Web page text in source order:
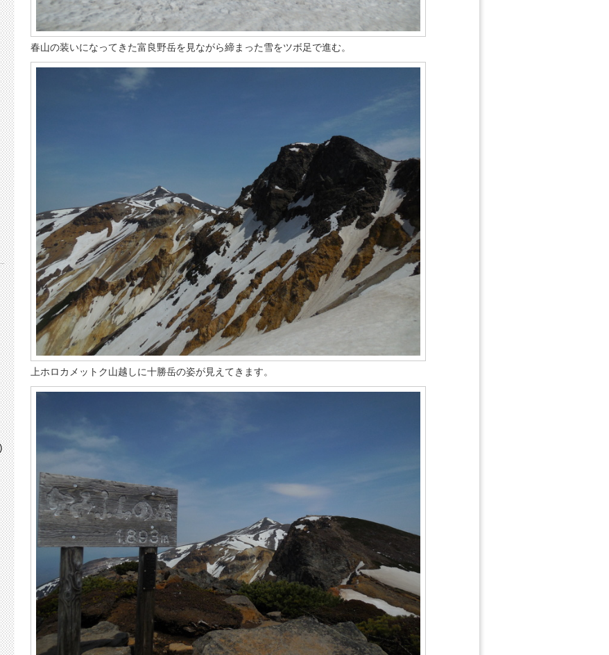
春山の装いになってきた富良野岳を見ながら締まった雪をツボ足で進む。
上ホロカメットク山越しに十勝岳の姿が見えてきます。